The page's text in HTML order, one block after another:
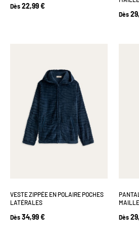
Dès 22,99 €
Dès
VESTE ZIPPÉE EN POLAIRE POCHES
LATÉRALES
Dès 34,99 € Dès